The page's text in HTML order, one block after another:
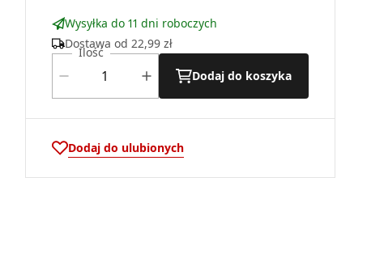
Wysyłka do 11 dni roboczych
Dostawa od 22,99 zł
Ilość
Dodaj do koszyka
Dodaj do ulubionych